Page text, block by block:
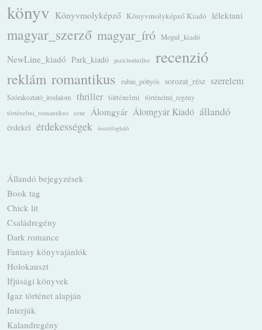
könyv Könyvmolyképző Könyvmolyképző Kiadó lélektani
magyar_szerző magyar_író Mogul_kiadó
NewLine_kiadó Park_kiadó pszichothriller recenzió
reklám romantikus rubin_pöttyös sorozat_rész szerelem
Szórakoztató_irodalom thriller történelmi
történelmi_regény
történelmi_romantikus
zene Álomgyár Álomgyár Kiadó állandó
érdekel érdekességek összefoglaló
Állandó bejegyzések
Book tag
Chick lit
Családregény
Dark romance
Fantasy könyvajánlók
Holokauszt
Ifjúsági könyvek
Igaz történet alapján
Interjúk
Kalandregény